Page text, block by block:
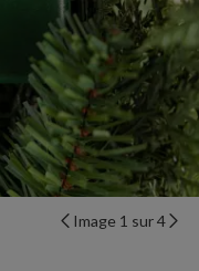
Image 1 sur 4